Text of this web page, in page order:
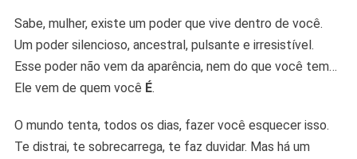
Atração
Sabe, mulher, existe um poder que vive dentro de você.
Um poder silencioso, ancestral, pulsante e irresistível.
Esse poder não vem da aparência, nem do que você tem…
Ele vem de quem você É.
O mundo tenta, todos os dias, fazer você esquecer isso.
Te distrai, te sobrecarrega, te faz duvidar. Mas há um